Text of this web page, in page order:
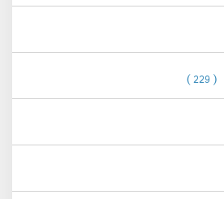
( 229 )